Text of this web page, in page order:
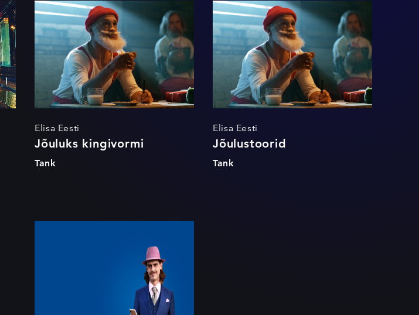
Jõuluks kingivormi
Elisa Eesti
Jõuluks kingivormi
Tank
Jõulustoorid
Elisa Eesti
Jõulustoorid
Tank